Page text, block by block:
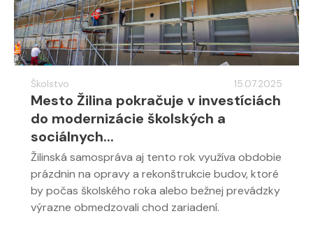
Školstvo 15.07.2025
Mesto Žilina pokračuje v investíciách
do modernizácie školských a
sociálnych...
Žilinská samospráva aj tento rok využíva obdobie
prázdnin na opravy a rekonštrukcie budov, ktoré
by počas školského roka alebo bežnej prevádzky
výrazne obmedzovali chod zariadení.